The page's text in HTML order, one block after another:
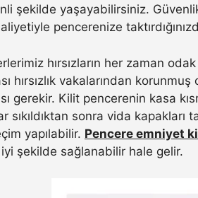
şekilde yaşayabilirsiniz.
pencerenize
hırsızların her zaman
hırsızlık vakalarından
gerekir. Kilit pencerenin kasa
sıkıldıktan sonra vida
yapılabilir. Pencere emniyet
şekilde sağlanabilir hale gelir.